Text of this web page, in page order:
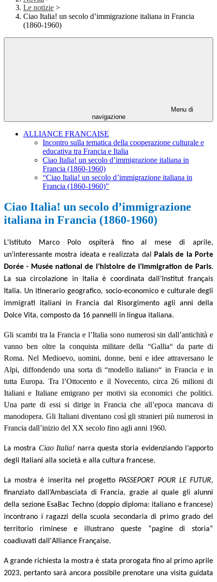
Le notizie >
Ciao Italia! un secolo d’immigrazione italiana in Francia
(1860-1960)
Menu di
navigazione
ALLIANCE FRANCAISE
Incontro sulla tematica della cooperazione culturale e
educativa tra Francia e Italia
Ciao Italia! un secolo d’immigrazione italiana in
Francia (1860-1960)
“Ciao Italia! un secolo d’immigrazione italiana in
Francia (1860-1960)”
Ciao Italia! un secolo d’immigrazione
italiana in Francia (1860-1960)
L'Istituto Marco Polo ospiterà fino al mese di aprile,
un'interessante mostra ideata e realizzata dal
Palais de la Porte
Dorée - Musée nationalde l’histoire de l’immigration de Paris.
La sua circolazione in Italia è coordinata dall’Institut français
Italia. Un itinerario geografico, socio-economico e culturale degli
immigrati italiani in
Francia dal Risorgimento agli anni della
Dolce Vita, composto da 16 pannelli in lingua italiana.
Gli scambi tra la Francia e l’Italia sono numerosi sin dall’antichità e
vanno ben oltre la conquista militare della “Gallia“ da parte di
Roma. Nel Medioevo, uomini, donne, beni e idee attraversano le
Alpi, diffondendo una sorta di “modello italiano“ in Francia e in
tutta Europa. Tra l’Ottocento e il Novecento, circa 26 milioni di
Italiani e Italiane emigrano per motivi sia economici che politici.
Una parte di essi si dirige in Francia che all’epoca mancava di
manodopera. Gli Italiani diventano così gli stranieri più numerosi in
Francia dall’inizio del XX secolo fino agli anni 1960.
La mostra Ciao Italia! narra questa storia evidenziando l’apporto
degli Italiani alla società e alla cultura francese.
La mostra è inserita nel progetto PASSEPORT POUR LE FUTUR,
finanziato dall’Ambasciata di Francia, grazie al quale gli alunni
della sezione EsaBac Techno (doppio diploma: italiano e francese)
incontrano i ragazzi della scuola secondaria di primo grado del
territorio riminese e illustrano queste “pagine di storia”
coadiuvati dall'Alliance Française.
A grande richiesta la mostra è stata prorogata fino al primo aprile
2023, pertanto sarà ancora possibile prenotare una visita guidata